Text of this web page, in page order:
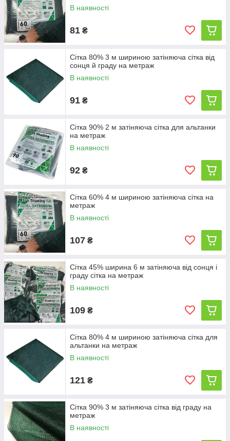
В наявності
81 ₴
Сітка 80% 3 м шириною затіняюча сітка від
сонця й граду на метраж
В наявності
91 ₴
Сітка 90% 2 м затіняюча сітка для альтанки
на метраж
В наявності
92 ₴
Сітка 60% 4 м шириною затіняюча сітка на
метраж
В наявності
107 ₴
Сітка 45% ширина 6 м затіняюча від сонця і
граду сітка на метраж
В наявності
109 ₴
Сітка 80% 4 м шириною затіняюча сітка для
альтанки на метраж
В наявності
121 ₴
Сітка 90% 3 м затіняюча сітка від граду на
метраж
В наявності